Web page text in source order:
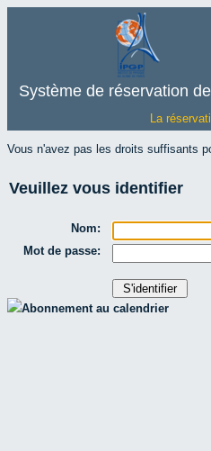
Système de réservation
La
Vous n'avez pas les droits suffisants
Veuillez vous identifier
Nom:
Mot de passe:
Abonnement au calendrier